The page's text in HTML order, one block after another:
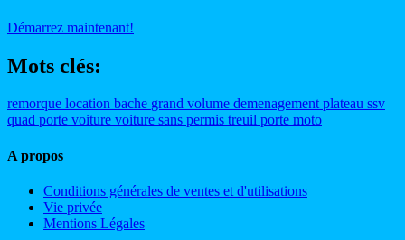
Démarrez maintenant!
Mots clés:
remorque location bache grand volume demenagementplateau ssv
quad porte voiture voiture sans permis treuil porte moto
A propos
Conditions générales de ventes et d'utilisations
Vie privée
Mentions Légales